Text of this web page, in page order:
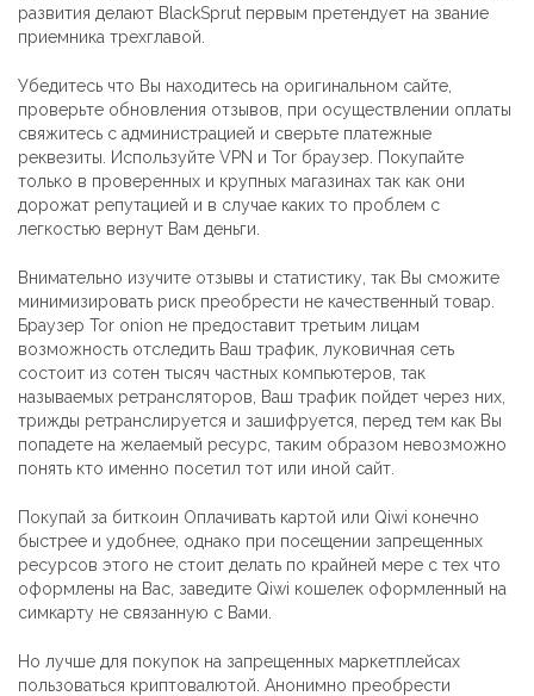
развития делают BlackSprut первым претендует на звание
приемника трехглавой.
Убедитесь что Вы находитесь на оригинальном сайте,
проверьте обновления отзывов, при осуществлении оплаты
свяжитесь с администрацией и сверьте платежные
реквезиты. Используйте VPN и Tor браузер. Покупайте
только в проверенных и крупных магазинах так как они
дорожат репутацией и в случае каких то проблем с
легкостью вернут Вам деньги.
Внимательно изучите отзывы и статистику, так Вы сможите
минимизировать риск преобрести не качественный товар.
Браузер Tor onion не предоставит третьим лицам
возможность отследить Ваш трафик, луковичная сеть
состоит из сотен тысяч частных компьютеров, так
называемых ретрансляторов, Ваш трафик пойдет через них,
трижды ретранслируется и зашифруется, перед тем как Вы
попадете на желаемый ресурс, таким образом невозможно
понять кто именно посетил тот или иной сайт.
Покупай за биткоин Оплачивать картой или Qiwi конечно
быстрее и удобнее, однако при посещении запрещенных
ресурсов этого не стоит делать по крайней мере с тех что
оформлены на Вас, заведите Qiwi кошелек оформленный на
симкарту не связанную с Вами.
Но лучше для покупок на запрещенных маркетплейсах
пользоваться криптовалютой. Анонимно преобрести